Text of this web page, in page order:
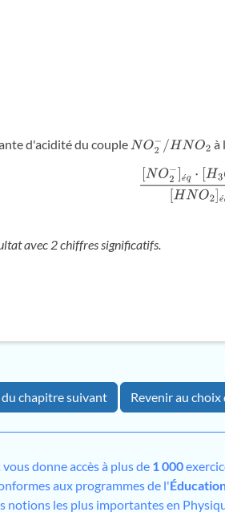
d'acidité du coupleNO2−/HNO2 à
é
é
−]éq⋅ H3 O +]é
avec 2 chiffres significatifs.
du chapitre suivant Revenir au
vous donne accès à plus de 1 000
aux programmes de l'
notions les plus importantes en